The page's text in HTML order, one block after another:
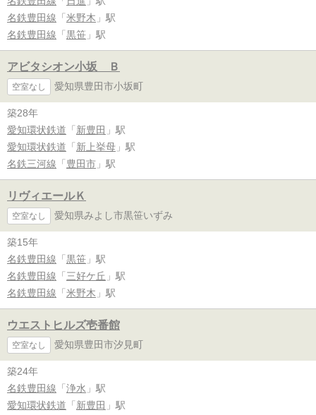
名鉄豊田線 「 米野木 」駅
名鉄豊田線 「 黒笹 」駅
アビタシオン小坂 Ｂ
空室なし 愛知県豊田市小坂町
築28年
愛知環状鉄道 「 新豊田 」駅
愛知環状鉄道 「 新上挙母 」駅
名鉄三河線 「 豊田市 」駅
リヴィエールＫ
空室なし 愛知県みよし市黒笹いずみ
築15年
名鉄豊田線 「 黒笹 」駅
名鉄豊田線 「 三好ケ丘 」駅
名鉄豊田線 「 米野木 」駅
ウエストヒルズ壱番館
空室なし 愛知県豊田市汐見町
築24年
名鉄豊田線 「 浄水 」駅
愛知環状鉄道 「 新豊田 」駅